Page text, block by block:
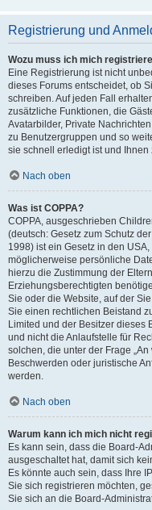
Registrierung und
Wozu muss ich mich
Eine Registrierung ist nicht
dieses Forums entscheidet, ob
schreiben. Auf jeden Fall
zusätzliche Funktionen, die
Avatarbilder, Private
zu Benutzergruppen und so
sie schnell erledigt ist und
Nach oben
Was ist COPPA?
COPPA, ausgeschrieben
(deutsch: Gesetz zum Schutz
1998) ist ein Gesetz in den
möglicherweise persönliche
hierzu die Zustimmung der
Erziehungsberechtigten
Sie oder die Website, auf der
Sie einen rechtlichen Beistand
Limited und der Besitzer dieses
und nicht die Anlaufstelle für
solchen, die unter der Frage
Beschwerden oder juristische
werden.
Nach oben
Warum kann ich mich nicht
Es kann sein, dass die Board-
ausgeschaltet hat, damit sich
Es könnte auch sein, dass Ihre
Sie sich registrieren möchten,
Sie sich an die Board-